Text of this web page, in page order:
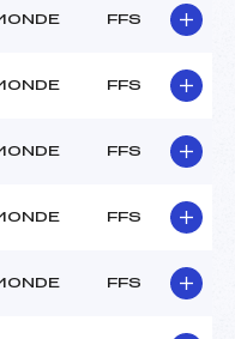
FFS
FFS
FFS
FFS
FFS